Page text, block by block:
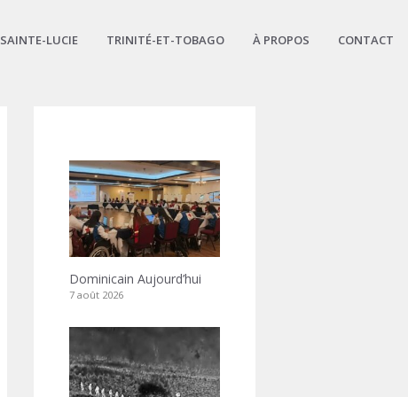
SAINTE-LUCIE TRINITÉ-ET-TOBAGO À PROPOS CONTACT
Dominicain Aujourd’hui
7 août 2026